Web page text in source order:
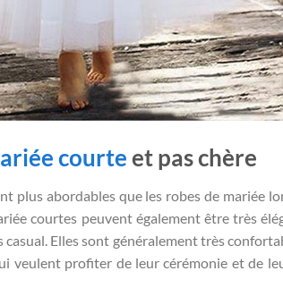
courte et pas chère
plus abordables que les robes de mariée
courtes peuvent également être très
Elles sont généralement très
veulent profiter de leur cérémonie et de